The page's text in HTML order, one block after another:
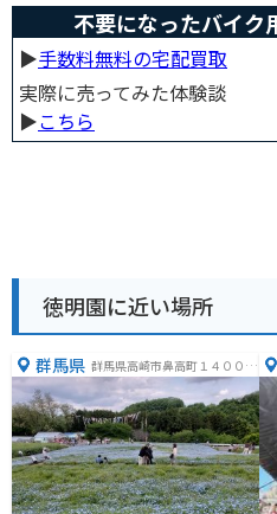
不要になったバイク
▶︎手数料無料の宅配買取
実際に売ってみた体験談
▶︎こちら
徳明園に近い場所
群馬県 群馬県高崎市鼻高町１４００
−１